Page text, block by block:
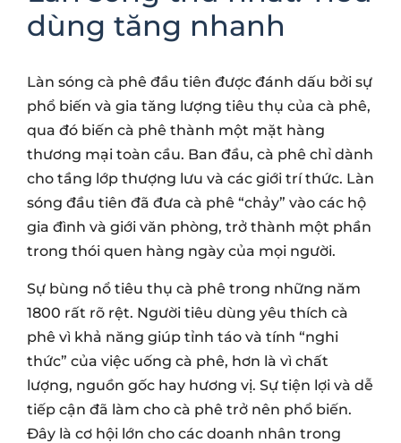
dùng tăng nhanh
Làn sóng cà phê đầu tiên được đánh dấu bởi sự
phổ biến và gia tăng lượng tiêu thụ của cà phê,
qua đó biến cà phê thành một mặt hàng
thương mại toàn cầu. Ban đầu, cà phê chỉ dành
cho tầng lớp thượng lưu và các giới trí thức. Làn
sóng đầu tiên đã đưa cà phê “chảy” vào các hộ
gia đình và giới văn phòng, trở thành một phần
trong thói quen hàng ngày của mọi người.
Sự bùng nổ tiêu thụ cà phê trong những năm
1800 rất rõ rệt. Người tiêu dùng yêu thích cà
phê vì khả năng giúp tỉnh táo và tính “nghi
thức” của việc uống cà phê, hơn là vì chất
lượng, nguồn gốc hay hương vị. Sự tiện lợi và dễ
tiếp cận đã làm cho cà phê trở nên phổ biến.
Đây là cơ hội lớn cho các doanh nhân trong